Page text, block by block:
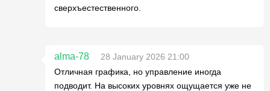
сверхъестественного.
alma-78
28 January 2026 21:00
Отличная графика, но управление иногда
подводит. На высоких уровнях ощущается уже не